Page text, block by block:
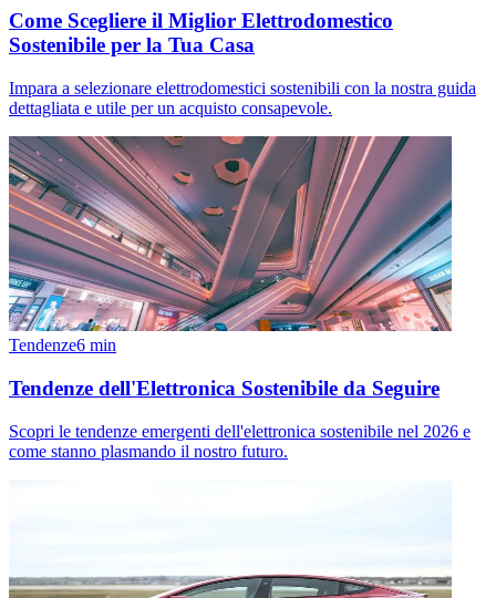
Come Scegliere il Miglior Elettrodomestico
Sostenibile per la Tua Casa
Impara a selezionare elettrodomestici sostenibili con la nostra guida
dettagliata e utile per un acquisto consapevole.
Tendenze6 min
Tendenze dell'Elettronica Sostenibile da Seguire
Scopri le tendenze emergenti dell'elettronica sostenibile nel 2026 e
come stanno plasmando il nostro futuro.